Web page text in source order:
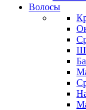
Волосы